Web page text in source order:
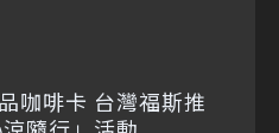
咖啡卡 台灣福斯推